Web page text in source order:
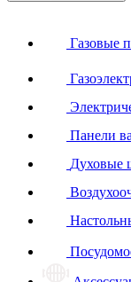
Газовые
Панели
Духовые